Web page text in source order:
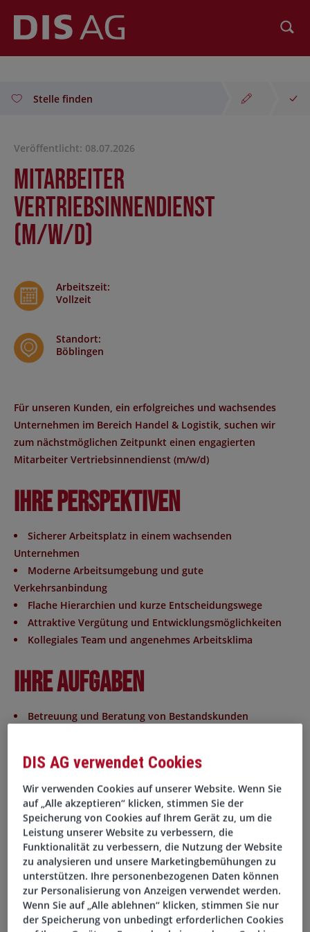
Stelle finden
Veröffentlicht: 08.07.2026
Mitarbeiter
Vertriebsinnendienst
(m/w/d)
Arbeitszeit:
Vollzeit
Standort:
Böblingen
Für unseren Kunden, ein erfolgreiches und wachsendes
Unternehmen im Bereich Handel & Logistik, suchen wir
zum nächstmöglichen Zeitpunkt einen engagierten
Mitarbeiter Vertriebsinnendienst (m/w/d)
Ihre Perspektiven
Sicherer Arbeitsplatz in einem wachsenden
Unternehmen
Moderne Arbeitsumgebung und gute
Verkehrsanbindung
Flache Hierarchien und kurze Entscheidungswege
Attraktive Vergütung und Entwicklungsmöglichkeiten
Kollegiales Team und angenehmes Arbeitsklima
Ihre Aufgaben
Betreuung und Beratung von Bestandskunden
Schnittstelle zwischen Vertrieb, Logistik und Kunden
Pflege von Kundenstammdaten im CRM-System
Unterstützung des Außendienstes im Tagesgeschäft
Ihr Profil
Abgeschlossene kaufmännische Ausbildung
Erste Erfahrung im Vertrieb oder in der
Auftragsabwicklung von Vorteil
DIS AG verwendet Cookies
Wir verwenden Cookies auf unserer Website. Wenn Sie
auf „Alle akzeptieren“ klicken, stimmen Sie der
Speicherung von Cookies auf Ihrem Gerät zu, um die
Leistung unserer Website zu verbessern, die
Funktionalität zu verbessern, die Nutzung der Website
zu analysieren und unsere Marketingbemühungen zu
unterstützen. Ihre personenbezogenen Daten können
zur Personalisierung von Anzeigen verwendet werden.
Wenn Sie auf „Alle ablehnen“ klicken, stimmen Sie nur
der Speicherung von unbedingt erforderlichen Cookies